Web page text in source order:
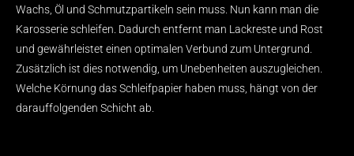
Wachs, Öl und Schmutzpartikeln sein muss. Nun kann man die
Karosserie schleifen. Dadurch entfernt man Lackreste und Rost
und gewährleistet einen optimalen Verbund zum Untergrund.
Zusätzlich ist dies notwendig, um Unebenheiten auszugleichen.
Welche Körnung das Schleifpapier haben muss, hängt von der
darauffolgenden Schicht ab.